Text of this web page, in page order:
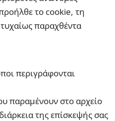
το cookie, τη
παραχθέντα
περιγράφονται
παραμένουν στο αρχείο
της επίσκεψής σας